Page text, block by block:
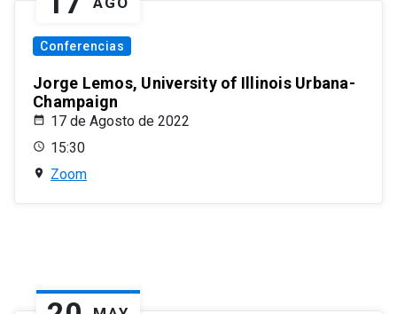
Conferencias
Jorge Lemos, University of Illinois Urbana-
Champaign
17 de Agosto de 2022
15:30
Zoom